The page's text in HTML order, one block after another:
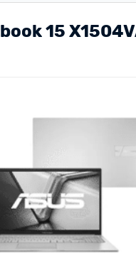
15